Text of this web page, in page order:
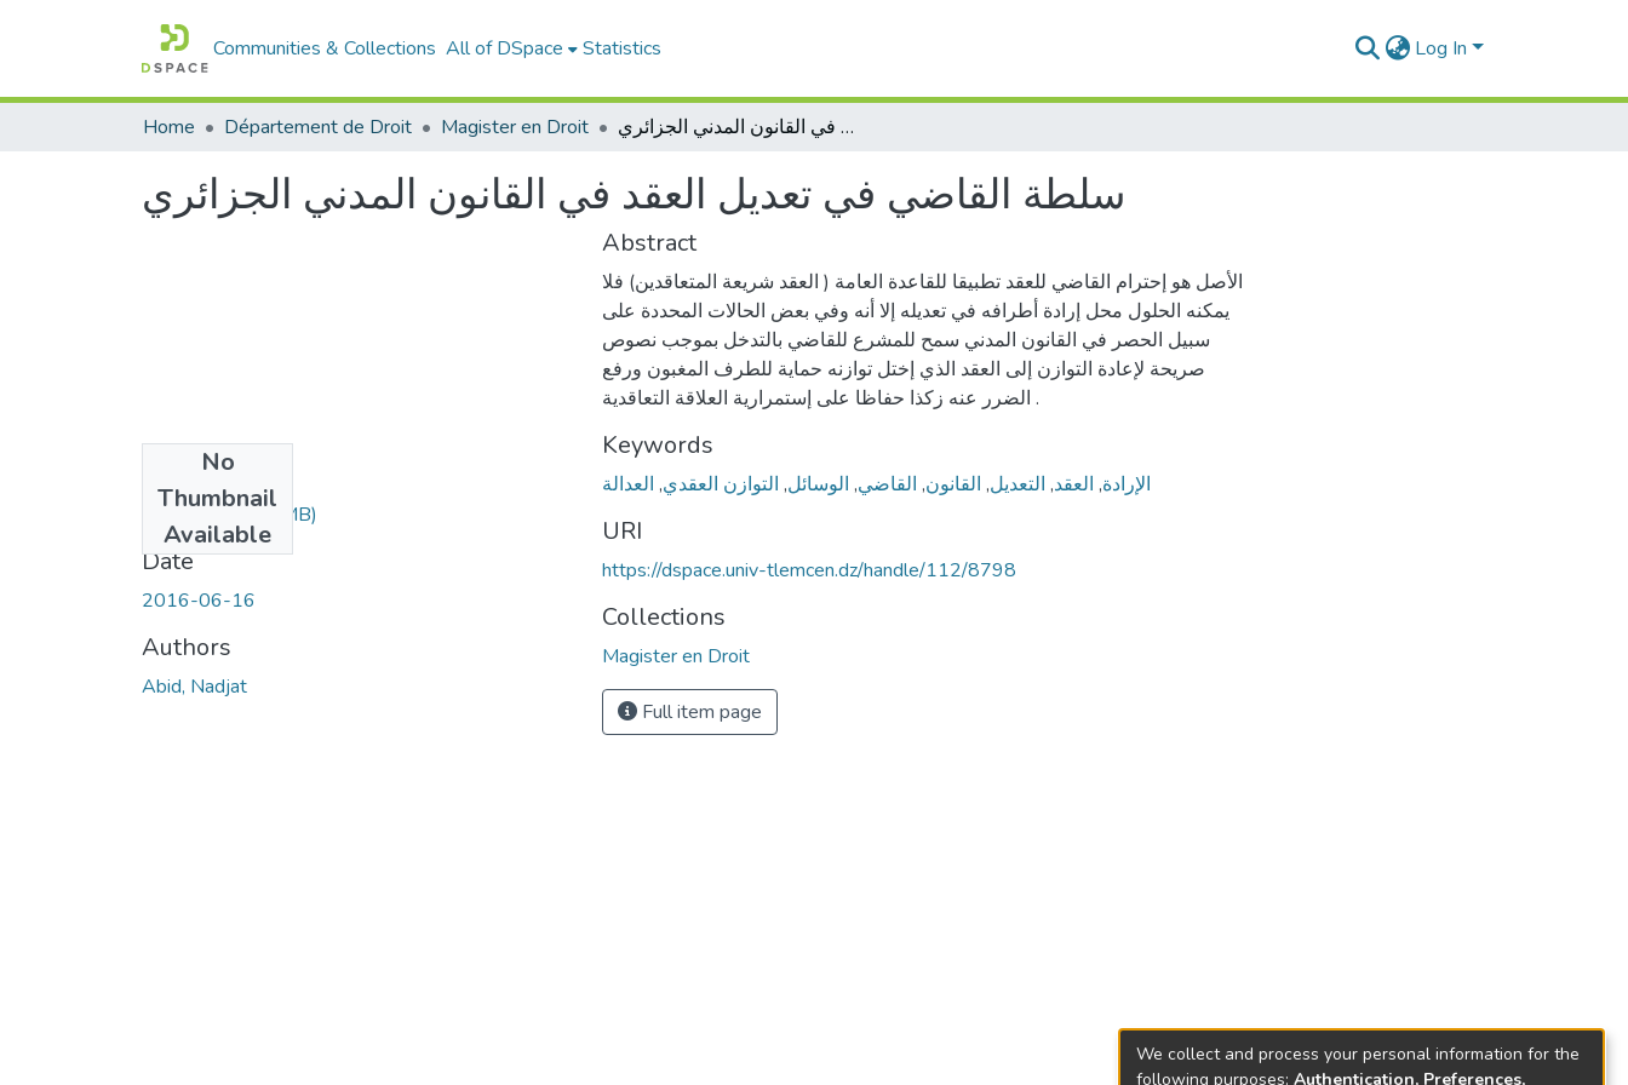
Communities & Collections All of DSpace Statistics Log In
Home Département de Droit Magister en Droit سلطة القاضي في تعديل العقد في القانون المدني الجزائري
سلطة القاضي في تعديل العقد في القانون المدني الجزائري
No
Thumbnail
Available
Mabid.pdf(1.24 MB)
Date
2016-06-16
Authors
Abid, Nadjat
Abstract
الأصل هو إحترام القاضي للعقد تطبيقا للقاعدة العامة ( العقد شريعة المتعاقدين) فلا
يمكنه الحلول محل إرادة أطرافه في تعديله إلا أنه وفي بعض الحالات المحددة على
سبيل الحصر في القانون المدني سمح للمشرع للقاضي بالتدخل بموجب نصوص
صريحة لإعادة التوازن إلى العقد الذي إختل توازنه حماية للطرف المغبون ورفع
الضرر عنه زكذا حفاظا على إستمرارية العلاقة التعاقدية .
Keywords
الإرادة, العقد, التعديل, القانون, القاضي, الوسائل, التوازن العقدي, العدالة
URI
https://dspace.univ-tlemcen.dz/handle/112/8798
Collections
Magister en Droit
Full item page
We collect and process your personal information for the
following purposes: Authentication, Preferences,